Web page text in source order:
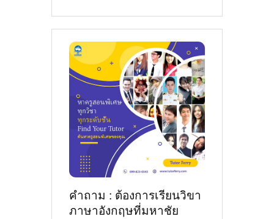
คำถาม : ต้องการเรียนวิขา
ภาษาอังกฤษที่มหาชัย